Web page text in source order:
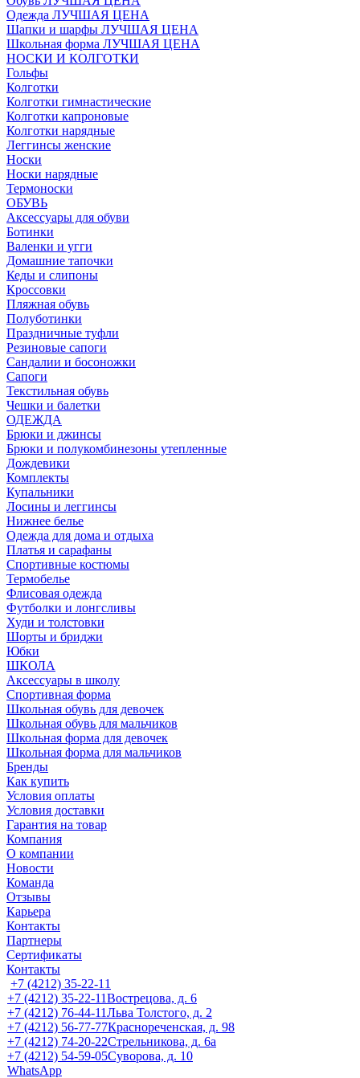
Одежда ЛУЧШАЯ ЦЕНА
Шапки и шарфы ЛУЧШАЯ ЦЕНА
Школьная форма ЛУЧШАЯ ЦЕНА
НОСКИ И КОЛГОТКИ
Гольфы
Колготки
Колготки гимнастические
Колготки капроновые
Колготки нарядные
Леггинсы женские
Носки
Носки нарядные
Термоноски
ОБУВЬ
Аксессуары для обуви
Ботинки
Валенки и угги
Домашние тапочки
Кеды и слипоны
Кроссовки
Пляжная обувь
Полуботинки
Праздничные туфли
Резиновые сапоги
Сандалии и босоножки
Сапоги
Текстильная обувь
Чешки и балетки
ОДЕЖДА
Брюки и джинсы
Брюки и полукомбинезоны утепленные
Дождевики
Комплекты
Купальники
Лосины и леггинсы
Нижнее белье
Одежда для дома и отдыха
Платья и сарафаны
Спортивные костюмы
Термобелье
Флисовая одежда
Футболки и лонгсливы
Худи и толстовки
Шорты и бриджи
Юбки
ШКОЛА
Аксессуары в школу
Спортивная форма
Школьная обувь для девочек
Школьная обувь для мальчиков
Школьная форма для девочек
Школьная форма для мальчиков
Бренды
Как купить
Условия оплаты
Условия доставки
Гарантия на товар
Компания
О компании
Новости
Команда
Отзывы
Карьера
Контакты
Партнеры
Сертификаты
Контакты
+7 (4212) 35-22-11
+7 (4212) 35-22-11Вострецова, д. 6
+7 (4212) 76-44-11Льва Толстого, д. 2
+7 (4212) 56-77-77Краснореченская, д. 98
+7 (4212) 74-20-22Стрельникова, д. 6а
+7 (4212) 54-59-05Суворова, д. 10
WhatsApp